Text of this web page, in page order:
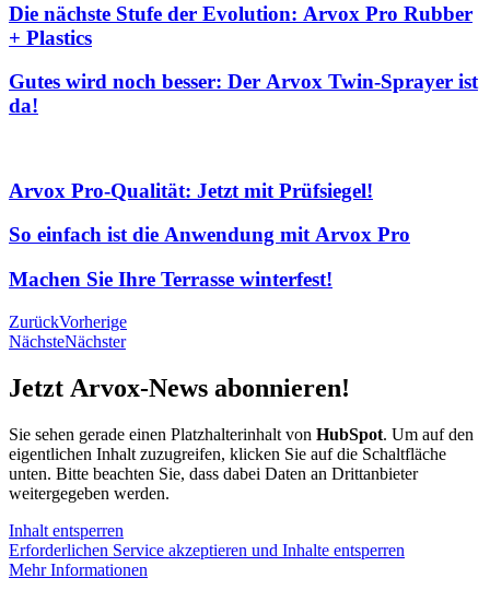
Die nächste Stufe der Evolution: Arvox Pro Rubber
+ Plastics
Gutes wird noch besser: Der Arvox Twin-Sprayer ist
da!
Arvox Pro-Qualität: Jetzt mit Prüfsiegel!
So einfach ist die Anwendung mit Arvox Pro
Machen Sie Ihre Terrasse winterfest!
ZurückVorherige
NächsteNächster
Jetzt Arvox-News abonnieren!
Sie sehen gerade einen Platzhalterinhalt von HubSpot. Um auf den
eigentlichen Inhalt zuzugreifen, klicken Sie auf die Schaltfläche
unten. Bitte beachten Sie, dass dabei Daten an Drittanbieter
weitergegeben werden.
Inhalt entsperren
Erforderlichen Service akzeptieren und Inhalte entsperren
Mehr Informationen